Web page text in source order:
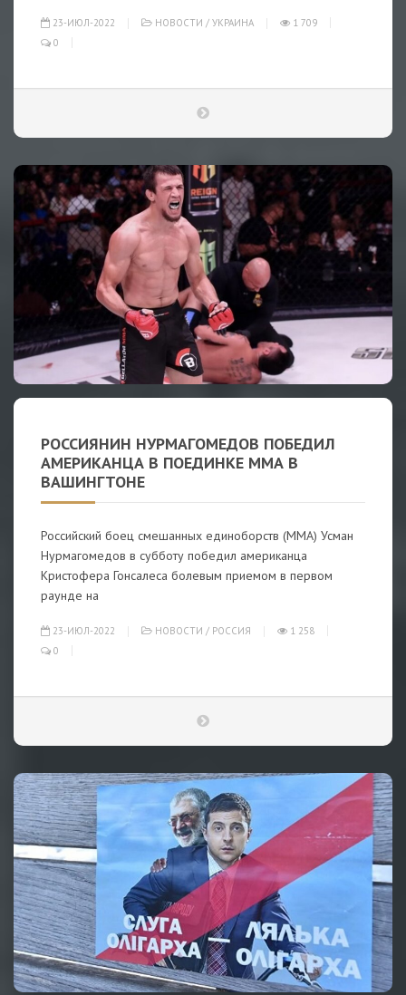
23-ИЮЛ-2022 НОВОСТИ / УКРАИНА
1 709
0
РОССИЯНИН НУРМАГОМЕДОВ ПОБЕДИЛ
АМЕРИКАНЦА В ПОЕДИНКЕ ММА В
ВАШИНГТОНЕ
Российский боец смешанных единоборств (ММА) Усман
Нурмагомедов в субботу победил американца
Кристофера Гонсалеса болевым приемом в первом
раунде на
23-ИЮЛ-2022 НОВОСТИ / РОССИЯ
1 258
0